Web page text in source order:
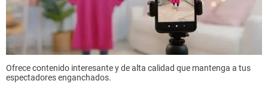
Ofrece contenido interesante y de alta calidad que mantenga a tus
espectadores enganchados.